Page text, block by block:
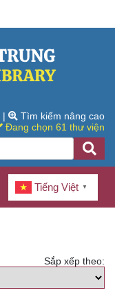
|
Tìm kiếm nâng cao
Đang chọn 61 thư viện
Tiếng Việt ▼
Sắp xếp theo: